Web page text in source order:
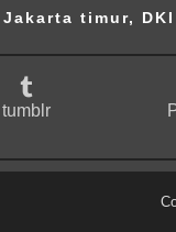
timur,
tumblr